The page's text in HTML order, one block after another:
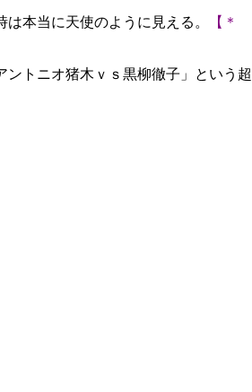
本当に天使のように見える。
【＊
トニオ猪木ｖｓ黒柳徹子」という超